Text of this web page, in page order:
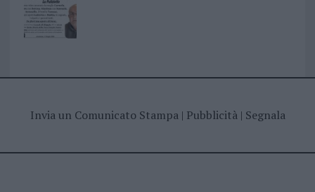
Invia un Comunicato Stampa| Pubblicità| Segnala